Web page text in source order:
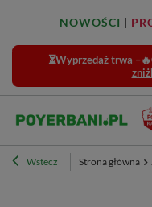
NOWOŚCI |
⏳Wyprzedaż trwa
Wstecz Strona główna